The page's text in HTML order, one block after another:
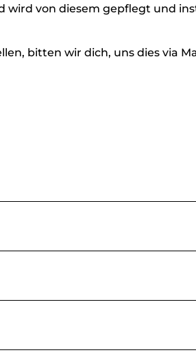
wird von diesem gepflegt und
bitten wir dich, uns dies via